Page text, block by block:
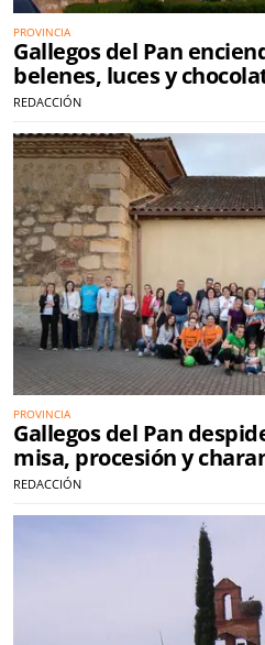
PROVINCIA
Gallegos del Pan
belenes, luces y
REDACCIÓN
PROVINCIA
Gallegos del Pan
misa, procesión y
REDACCIÓN